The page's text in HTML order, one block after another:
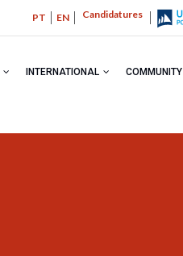
Candidatures
PT EN
INTERNATIONAL COMMUNITY